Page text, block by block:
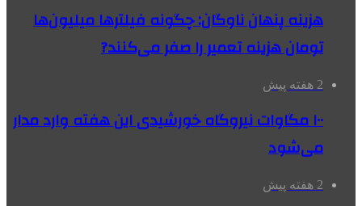
هزینه پنهان ناوگان: چگونه فیلترها میلیون‌ها
تومان هزینه تعمیر را صفر می‌کنند?
2 هفته پیش
۱۰۰ مگاوات نیروگاه‌ خورشیدی این هفته وارد مدار
می‌شود
2 هفته پیش